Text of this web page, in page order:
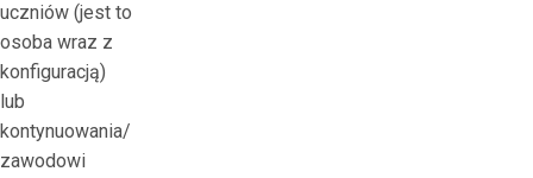
uczniów (jest to
osoba wraz z
konfiguracją)
lub
kontynuowania/
zawodowi